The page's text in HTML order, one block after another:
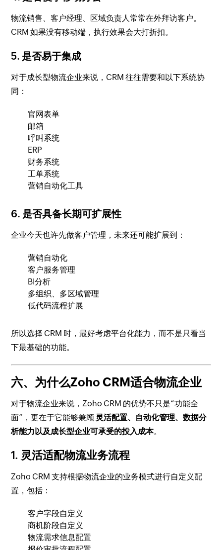
物流销售、客户经理、区域负责人常常在外拜访客户。
CRM 如果没有移动端，执行效果会大打折扣。
5. 是否易于集成
对于成长型物流企业来说，CRM 往往需要和以下系统协
同：
官网表单
邮箱
呼叫系统
ERP
财务系统
工单系统
营销自动化工具
6. 是否具备长期可扩展性
企业今天也许先做客户管理，未来还可能扩展到：
营销自动化
客户服务管理
BI分析
多组织、多区域管理
低代码流程扩展
所以选择 CRM 时，最好考虑平台化能力，而不是只看当
下最基础的功能。
六、为什么Zoho CRM适合物流企业
对于物流企业来说，Zoho CRM 的优势不只是“功能全
面”，更在于它能够兼顾 灵活配置、自动化管理、数据分
析能力以及成长型企业可承受的投入成本。
1. 灵活适配物流业务流程
Zoho CRM 支持根据物流企业的业务模式进行自定义配
置，包括：
客户字段自定义
商机阶段自定义
物流需求信息配置